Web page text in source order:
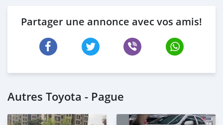
Partager une annonce avec vos amis!
Autres Toyota - Pague